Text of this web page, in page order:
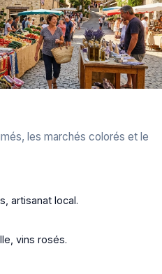
les marchés colorés et le
artisanat local.
vins rosés.